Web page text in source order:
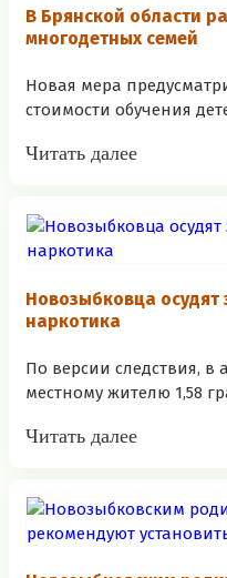
В Брянской области
многодетных семей
Новая мера
стоимости обучения
Читать далее
Новозыбковца осудят
наркотика
По версии следствия, в
местному жителю 1,58
Читать далее